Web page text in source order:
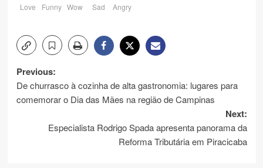
Love
Funny Wow
Sad
Angry
Post
navigation
Previous:
De churrasco à cozinha de alta gastronomia: lugares para
comemorar o Dia das Mães na região de Campinas
Next:
Especialista Rodrigo Spada apresenta panorama da
Reforma Tributária em Piracicaba